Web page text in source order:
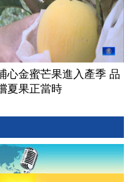
心金蜜芒果進入產季 品
夏果正當時